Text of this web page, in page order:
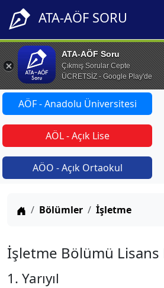
ATA-AÖF SORU
ATA-AÖF Soru
Çıkmış Sorular Cepte
ÜCRETSİZ - Google Play'de
AÖF - Anadolu Üniversitesi
AÖL - Açık Lise
AÖO - Açık Ortaokul
Anasayfa
Bölümler İşletme
İşletme Bölümü Lisans
1. Yarıyıl